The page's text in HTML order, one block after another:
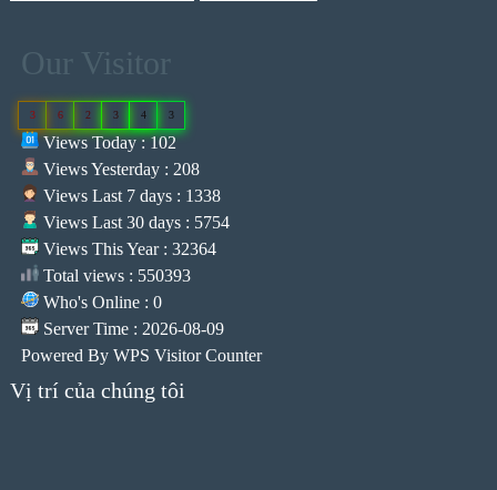
Our Visitor
3 6 2 3 4 3
Views Today : 102
Views Yesterday : 208
Views Last 7 days : 1338
Views Last 30 days : 5754
Views This Year : 32364
Total views : 550393
Who's Online : 0
Server Time : 2026-08-09
Powered By WPS Visitor Counter
Vị trí của chúng tôi